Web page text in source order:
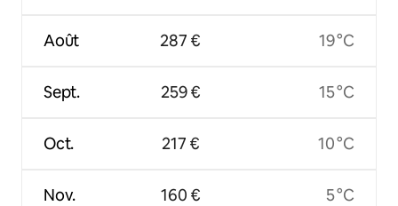
Août
Sept.
Oct.
Nov.
287 €
259 €
217 €
160 €
19 °C
15 °C
10 °C
5 °C